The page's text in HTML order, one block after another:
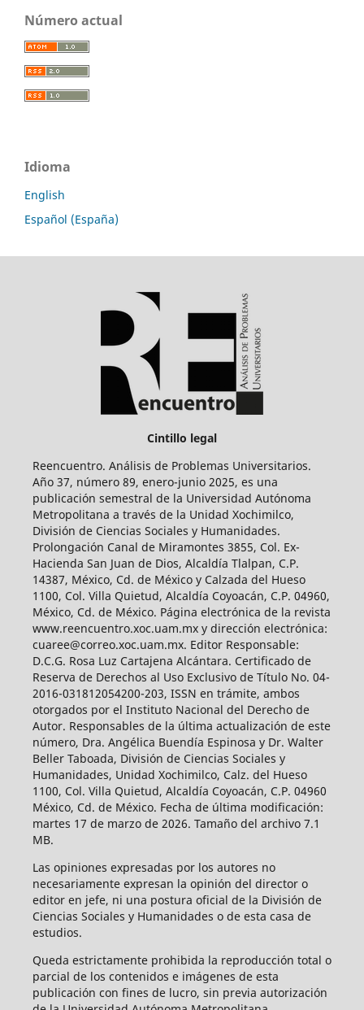
Número actual
Idioma
English
Español (España)
Cintillo legal
Reencuentro. Análisis de Problemas Universitarios.
Año 37, número 89, enero-junio 2025, es una
publicación semestral de la Universidad Autónoma
Metropolitana a través de la Unidad Xochimilco,
División de Ciencias Sociales y Humanidades.
Prolongación Canal de Miramontes 3855, Col. Ex-
Hacienda San Juan de Dios, Alcaldía Tlalpan, C.P.
14387, México, Cd. de México y Calzada del Hueso
1100, Col. Villa Quietud, Alcaldía Coyoacán, C.P. 04960,
México, Cd. de México. Página electrónica de la revista
www.reencuentro.xoc.uam.mx y dirección electrónica:
cuaree@correo.xoc.uam.mx. Editor Responsable:
D.C.G. Rosa Luz Cartajena Alcántara. Certificado de
Reserva de Derechos al Uso Exclusivo de Título No. 04-
2016-031812054200-203, ISSN en trámite, ambos
otorgados por el Instituto Nacional del Derecho de
Autor. Responsables de la última actualización de este
número, Dra. Angélica Buendía Espinosa y Dr. Walter
Beller Taboada, División de Ciencias Sociales y
Humanidades, Unidad Xochimilco, Calz. del Hueso
1100, Col. Villa Quietud, Alcaldía Coyoacán, C.P. 04960
México, Cd. de México. Fecha de última modificación:
martes 17 de marzo de 2026. Tamaño del archivo 7.1
MB.
Las opiniones expresadas por los autores no
necesariamente expresan la opinión del director o
editor en jefe, ni una postura oficial de la División de
Ciencias Sociales y Humanidades o de esta casa de
estudios.
Queda estrictamente prohibida la reproducción total o
parcial de los contenidos e imágenes de esta
publicación con fines de lucro, sin previa autorización